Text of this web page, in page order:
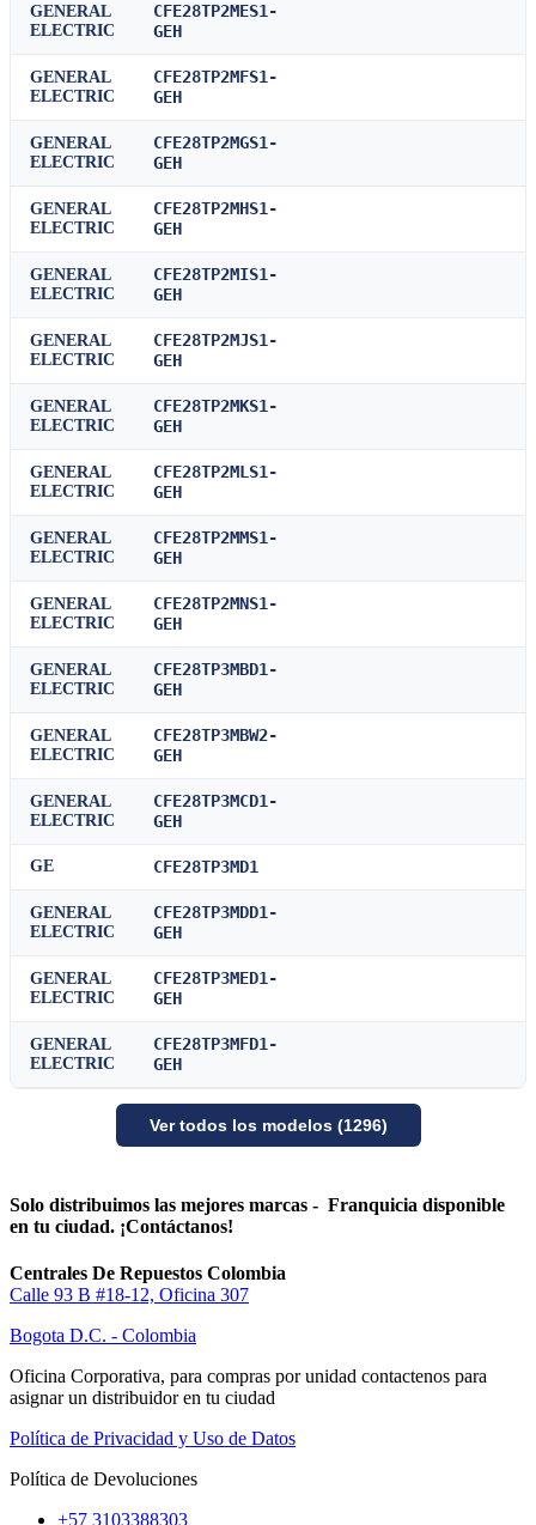
GENERAL
ELECTRIC
CFE28TP2MES1-
GEH
GENERAL
ELECTRIC
CFE28TP2MFS1-
GEH
GENERAL
ELECTRIC
CFE28TP2MGS1-
GEH
GENERAL
ELECTRIC
CFE28TP2MHS1-
GEH
GENERAL
ELECTRIC
CFE28TP2MIS1-
GEH
GENERAL
ELECTRIC
CFE28TP2MJS1-
GEH
GENERAL
ELECTRIC
CFE28TP2MKS1-
GEH
GENERAL
ELECTRIC
CFE28TP2MLS1-
GEH
GENERAL
ELECTRIC
CFE28TP2MMS1-
GEH
GENERAL
ELECTRIC
CFE28TP2MNS1-
GEH
GENERAL
ELECTRIC
CFE28TP3MBD1-
GEH
GENERAL
ELECTRIC
CFE28TP3MBW2-
GEH
GENERAL
ELECTRIC
CFE28TP3MCD1-
GEH
GE CFE28TP3MD1
GENERAL
ELECTRIC
CFE28TP3MDD1-
GEH
GENERAL
ELECTRIC
CFE28TP3MED1-
GEH
GENERAL
ELECTRIC
CFE28TP3MFD1-
GEH
Ver todos los modelos (1296)
Solo distribuimos las mejores marcas - Franquicia disponible
en tu ciudad. ¡Contáctanos!
Centrales De Repuestos Colombia
Calle 93 B #18-12, Oficina 307
Bogota D.C. - Colombia
Oficina Corporativa, para compras por unidad contactenos para
asignar un distribuidor en tu ciudad
Política de Privacidad y Uso de Datos
Política de Devoluciones
+57 3103388303